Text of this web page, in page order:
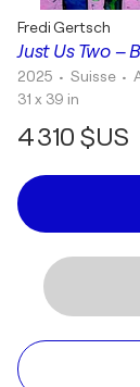
Just Us Two –
Fredi Gertsch
2025 • Suisse •
31 x 39 in
4 310 $US